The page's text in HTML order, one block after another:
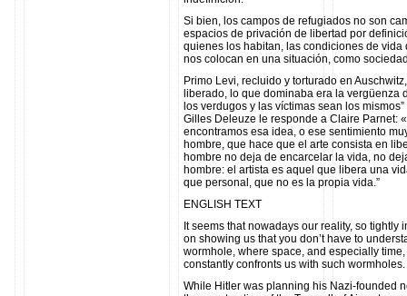
Si bien, los campos de refugiados no son
espacios de privación de libertad por
quienes los habitan, las condiciones de
nos colocan en una situación, como
Primo Levi, recluido y torturado en
liberado, lo que dominaba era la
los verdugos y las víctimas sean los
Gilles Deleuze le responde a Claire Parnet:
encontramos esa idea, o ese sentimiento
hombre, que hace que el arte consista en
hombre no deja de encarcelar la vida, no
hombre: el artista es aquel que libera una
que personal, que no es la propia vida.”
ENGLISH TEXT
It seems that nowadays our reality, so
on showing us that you don’t have to
wormhole, where space, and especially
constantly confronts us with such wormholes.
While Hitler was planning his Nazi-founded